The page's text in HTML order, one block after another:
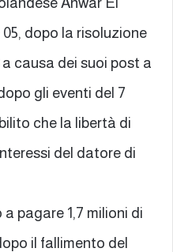
dopo la risoluzione
causa dei suoi post a
gli eventi del 7
che la libertà di
del datore di
pagare 1,7 milioni di
il fallimento del